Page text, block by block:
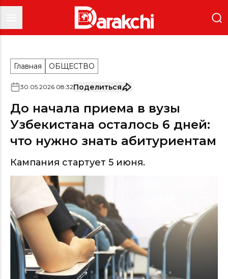
Главная ОБЩЕСТВО
30.05.2026 08:32Поделиться
До начала приема в вузы
Узбекистана осталось 6 дней:
что нужно знать абитуриентам
Кампания стартует 5 июня.